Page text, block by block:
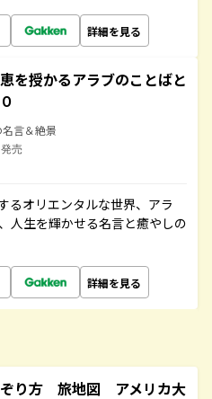
詳細を見る
を授かるアラブのことばと
名言＆絶景
売
るオリエンタルな世界、アラ
人生を輝かせる名言と癒やしの
詳細を見る
ぞり方 旅地図 アメリカ大